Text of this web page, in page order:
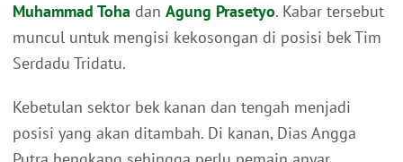
Muhammad Toha dan Agung Prasetyo. Kabar tersebut
muncul untuk mengisi kekosongan di posisi bek Tim
Serdadu Tridatu.
Kebetulan sektor bek kanan dan tengah menjadi
posisi yang akan ditambah. Di kanan, Dias Angga